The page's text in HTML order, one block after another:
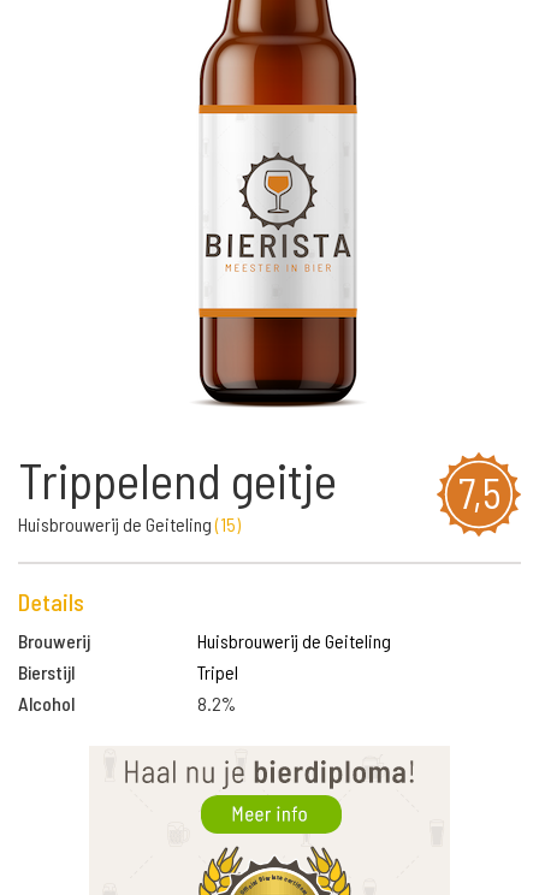
7,5
Trippelend geitje
Huisbrouwerij de Geiteling(15)
Details
Brouwerij
Huisbrouwerij de Geiteling
Bierstijl
Tripel
Alcohol
8.2%